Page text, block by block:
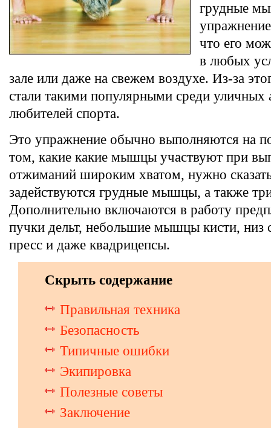
грудные
что его
в любых
зале или даже на свежем воздухе. Из-за
стали такими популярными среди уличных
любителей спорта.
Это упражнение обычно выполняются на
том, какие какие мышцы участвуют при
отжиманий широким хватом, нужно
задействуются грудные мышцы, а также
Дополнительно включаются в работу
пучки дельт, небольшие мышцы кисти,
пресс и даже квадрицепсы.
Скрыть содержание
Правильная техника
Безопасность
Типичные ошибки
Экипировка
Полезные советы
Заключение